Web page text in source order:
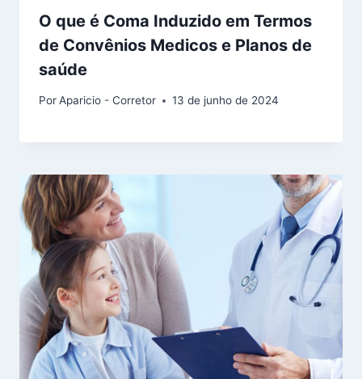
O que é Coma Induzido em Termos
de Convênios Medicos e Planos de
saúde
PorAparicio - Corretor 13 de junho de 2024